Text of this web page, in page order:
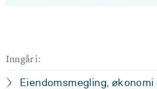
Inngår i:
Eiendomsmegling, økonomi